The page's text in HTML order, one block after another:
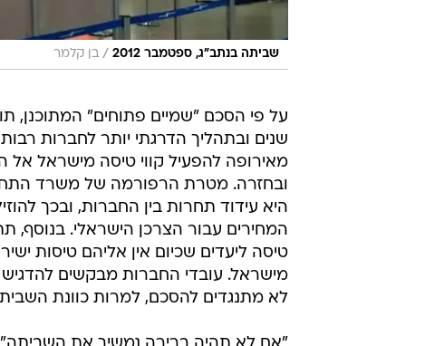
שביתה בנתב"ג, ספטמבר 2012 / בן קלמר
שנים ובתהליך הדרגתי יותר לחברות רבות